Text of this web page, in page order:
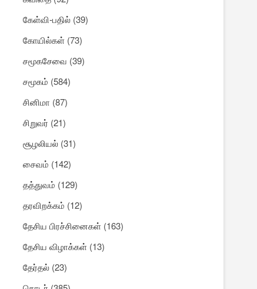
கேள்வி-பதில் (39)
கோயில்கள் (73)
சமூகசேவை (39)
சமூகம் (584)
சினிமா (87)
சிறுவர் (21)
சூழலியல் (31)
சைவம் (142)
தத்துவம் (129)
தரவிறக்கம் (12)
தேசிய பிரச்சினைகள் (163)
தேசிய விழாக்கள் (13)
தேர்தல் (23)